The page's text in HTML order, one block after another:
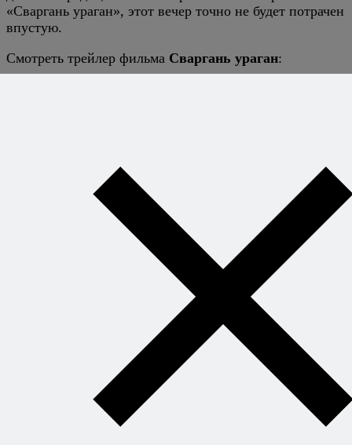
«Сваргань ураган», этот вечер точно не будет потрачен
впустую.
Смотреть трейлер фильма Сваргань ураган:
Это может вам понравиться:
Я не этого ожидал
Шеф Адам Джонс